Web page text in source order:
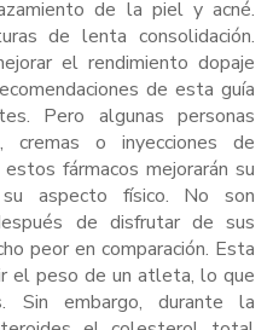
de la piel y acné.
de lenta consolidación.
el rendimiento dopaje
de esta guía
Pero algunas personas
cremas o inyecciones de
fármacos mejorarán su
aspecto físico. No son
de disfrutar de sus
peor en comparación. Esta
el peso de un atleta, lo que
Sin embargo, durante la